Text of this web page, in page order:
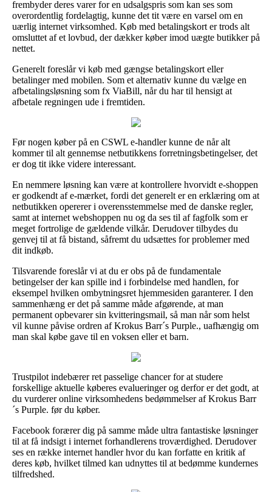
frembyder deres varer for en udsalgspris som kan ses som
overordentlig fordelagtig, kunne det tit være en varsel om en
uærlig internet virksomhed. Køb med betalingskort er trods alt
omsluttet af et lovbud, der dækker køber imod uægte butikker på
nettet.
Generelt foreslår vi køb med gængse betalingskort eller
betalinger med mobilen. Som et alternativ kunne du vælge en
afbetalingsløsning som fx ViaBill, når du har til hensigt at
afbetale regningen ude i fremtiden.
Før nogen køber på en CSWL e-handler kunne de når alt
kommer til alt gennemse netbutikkens forretningsbetingelser, det
er dog tit ikke videre interessant.
En nemmere løsning kan være at kontrollere hvorvidt e-shoppen
er godkendt af e-mærket, fordi det generelt er en erklæring om at
netbutikken opererer i overensstemmelse med de danske regler,
samt at internet webshoppen nu og da ses til af fagfolk som er
meget fortrolige de gældende vilkår. Derudover tilbydes du
genvej til at få bistand, såfremt du udsættes for problemer med
dit indkøb.
Tilsvarende foreslår vi at du er obs på de fundamentale
betingelser der kan spille ind i forbindelse med handlen, for
eksempel hvilken ombytningsret hjemmesiden garanterer. I den
sammenhæng er det på samme måde afgørende, at man
permanent opbevarer sin kvitteringsmail, så man når som helst
vil kunne påvise ordren af Krokus Barr´s Purple., uafhængig om
man skal købe gave til en voksen eller et barn.
Trustpilot indebærer ret passelige chancer for at studere
forskellige aktuelle køberes evalueringer og derfor er det godt, at
du vurderer online virksomhedens bedømmelser af Krokus Barr
´s Purple. før du køber.
Facebook forærer dig på samme måde ultra fantastiske løsninger
til at få indsigt i internet forhandlerens troværdighed. Derudover
ses en række internet handler hvor du kan forfatte en kritik af
deres køb, hvilket tilmed kan udnyttes til at bedømme kundernes
tilfredshed.